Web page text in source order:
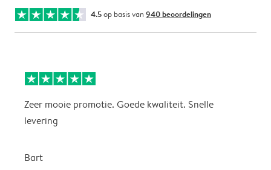
4.5op basis van 940 beoordelingen
Zeer mooie promotie. Goede kwaliteit. Snelle
levering
Bart